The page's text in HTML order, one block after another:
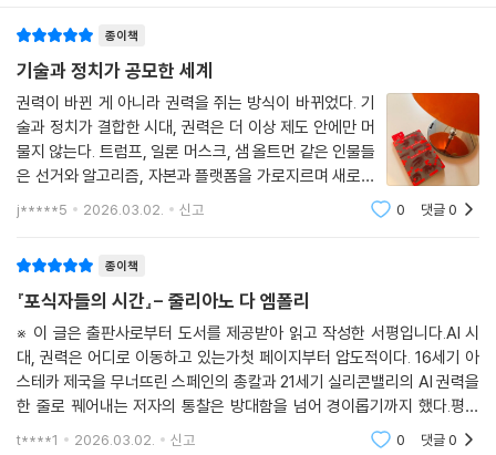
다. 바로 이 지점에서 등장하는 이들이 ‘포식자’다.
“포식자들의 시간에 (기술과 정치 사이의) 균형은 무너지고 만다. 머스크
나 저커버그 같은 새로운 테크 엘리트들은 다보스 포럼에 모이는 기존의
기술 관료들과 완전히 다르다. 그들의 인생철학은 기존의 것을 잘 관리하
려는 욕망보다 혼돈을 불러일으키려는 강력한 욕망에 기반한다. 질서, 신
중, 규칙에 대한 존중이 페이스북의 모토인 ‘빠르게 움직이고 문제들을 부
시된다.”(145쪽)
그렇다고 해서 이 책이 포식자들을 맹목적으로 비난하거나 지탄하고 있는
것은 아니다. 저자는 오히려 그들의 등장 자체가 시대의 증상이자 역사적
‘정상 상태’로의 회귀라고 말한다. 즉, 규칙과 인권으로 권력을 통제했던 시
대는 아주 짧은 예외적 순간이었다. 인류 정치의 긴 역사에서 힘, 속도, 폭
력, 결정력은 오히려 ‘기본 상태’였다. 지금은 단지 그 기본 상태가 기술 문
명과 결합해 새로운 형태로 돌아온 것일 뿐이다.
종이책
기술과 정치가 공모한 세계
권력이 바뀐 게 아니라 권력을 쥐는 방식이 바뀌었다. 기
술과 정치가 결합한 시대, 권력은 더 이상 제도 안에만 머
물지 않는다. 트럼프, 일론 머스크, 샘 올트먼 같은 인물들
은 선거와 알고리즘, 자본과 플랫폼을 가로지르며 새로운
지형을 만든다. 혼돈을 전략으로 삼고, 플랫폼으로 여론을
주도하며 갈등이 확산되는 환경을 구축한다. 제도는 느리
j*****5 2026.03.02. 신고 0 댓글0
종이책
『포식자들의 시간』- 줄리아노 다 엠폴리
※ 이 글은 출판사로부터 도서를 제공받아 읽고 작성한 서평입니다.AI 시
대, 권력은 어디로 이동하고 있는가첫 페이지부터 압도적이다. 16세기 아
스테카 제국을 무너뜨린 스페인의 총칼과 21세기 실리콘밸리의 AI 권력을
한 줄로 꿰어내는 저자의 통찰은 방대함을 넘어 경이롭기까지 했다.평소
국제정치에 관심이 많은 편이라 책 속 등장인물들이 아주 낯설지는 않았
t****1 2026.03.02. 신고 0 댓글0